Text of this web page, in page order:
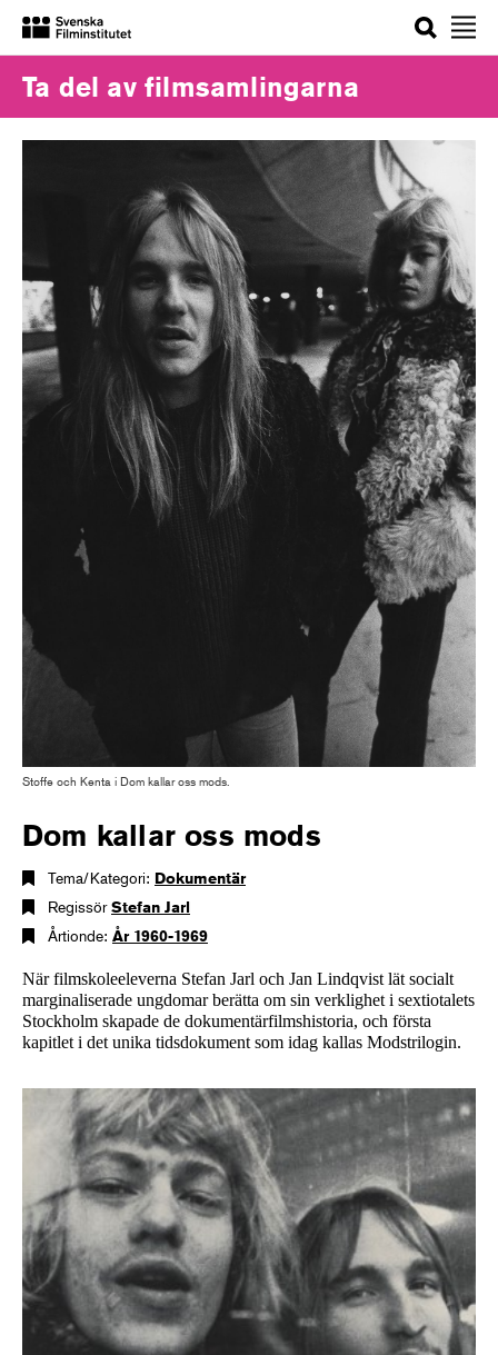
Sök
Ta del av filmsamlingarna
Stoffe och Kenta i Dom kallar oss mods.
Dom kallar oss mods
Tema/Kategori: Dokumentär
RegissörStefan Jarl
Årtionde: År 1960-1969
När filmskoleeleverna Stefan Jarl och Jan Lindqvist lät socialt
marginaliserade ungdomar berätta om sin verklighet i sextiotalets
Stockholm skapade de dokumentärfilmshistoria, och första
kapitlet i det unika tidsdokument som idag kallas Modstrilogin.